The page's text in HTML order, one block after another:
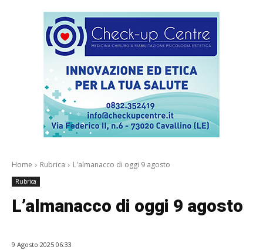
Home Rubrica L'almanacco di oggi 9 agosto
Rubrica
L’almanacco di oggi 9 agosto
9 Agosto 2025 06:33